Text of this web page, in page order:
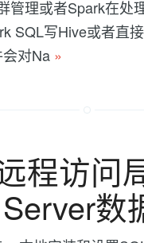
管理或者Spark在处
SQL写Hive或者直
对Na »
程访问
数